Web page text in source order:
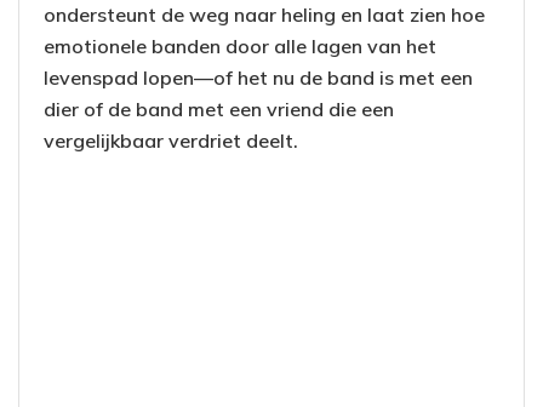
ondersteunt de weg naar heling en laat zien hoe
emotionele banden door alle lagen van het
levenspad lopen—of het nu de band is met een
dier of de band met een vriend die een
vergelijkbaar verdriet deelt.